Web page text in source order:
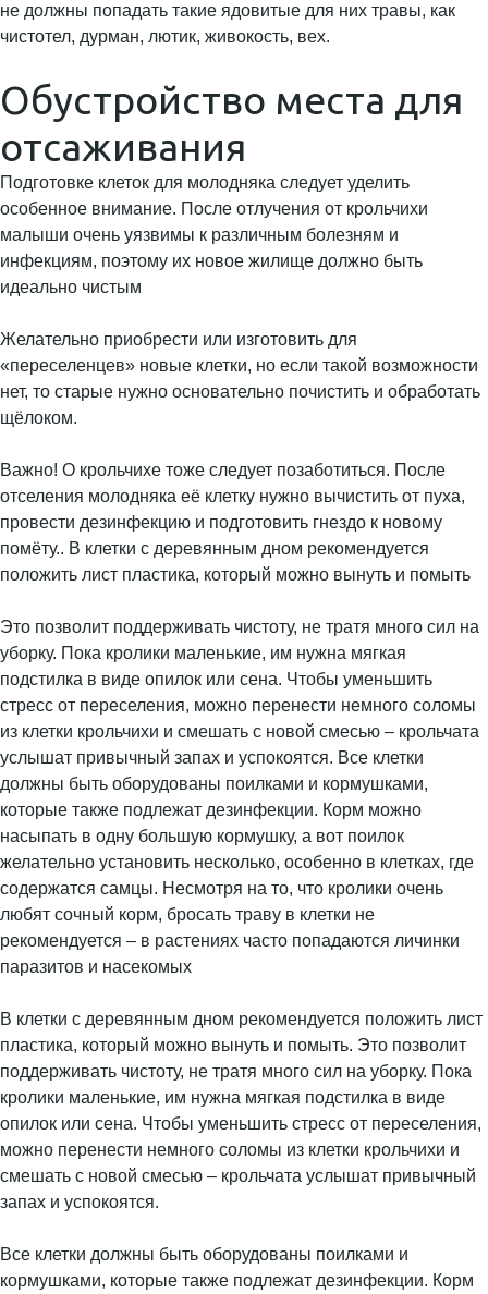
не должны попадать такие ядовитые для них травы, как
чистотел, дурман, лютик, живокость, вех.
Обустройство места для
отсаживания
Подготовке клеток для молодняка следует уделить
особенное внимание. После отлучения от крольчихи
малыши очень уязвимы к различным болезням и
инфекциям, поэтому их новое жилище должно быть
идеально чистым
Желательно приобрести или изготовить для
«переселенцев» новые клетки, но если такой возможности
нет, то старые нужно основательно почистить и обработать
щёлоком.
Важно! О крольчихе тоже следует позаботиться. После
отселения молодняка её клетку нужно вычистить от пуха,
провести дезинфекцию и подготовить гнездо к новому
помёту.. В клетки с деревянным дном рекомендуется
положить лист пластика, который можно вынуть и помыть
Это позволит поддерживать чистоту, не тратя много сил на
уборку. Пока кролики маленькие, им нужна мягкая
подстилка в виде опилок или сена. Чтобы уменьшить
стресс от переселения, можно перенести немного соломы
из клетки крольчихи и смешать с новой смесью – крольчата
услышат привычный запах и успокоятся. Все клетки
должны быть оборудованы поилками и кормушками,
которые также подлежат дезинфекции. Корм можно
насыпать в одну большую кормушку, а вот поилок
желательно установить несколько, особенно в клетках, где
содержатся самцы. Несмотря на то, что кролики очень
любят сочный корм, бросать траву в клетки не
рекомендуется – в растениях часто попадаются личинки
паразитов и насекомых
В клетки с деревянным дном рекомендуется положить лист
пластика, который можно вынуть и помыть. Это позволит
поддерживать чистоту, не тратя много сил на уборку. Пока
кролики маленькие, им нужна мягкая подстилка в виде
опилок или сена. Чтобы уменьшить стресс от переселения,
можно перенести немного соломы из клетки крольчихи и
смешать с новой смесью – крольчата услышат привычный
запах и успокоятся.
Все клетки должны быть оборудованы поилками и
кормушками, которые также подлежат дезинфекции. Корм